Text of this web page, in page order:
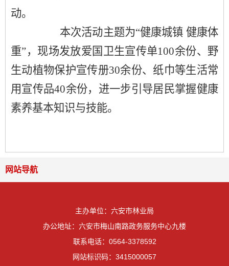
动。
本次活动主题为“健康城镇 健康体
重”， 现场发放爱国卫生宣传单100余份、野
生动植物保护宣传册30余份、纸巾等生活常
用宣传品40余份，进一步引导居民掌握健康
素养基本知识与技能。
网站导航
主办单位：六安市林业局
办公地址：六安市梅山南路政务服务中心九楼
联系电话：0564-3378592
网站标识码：3415000057